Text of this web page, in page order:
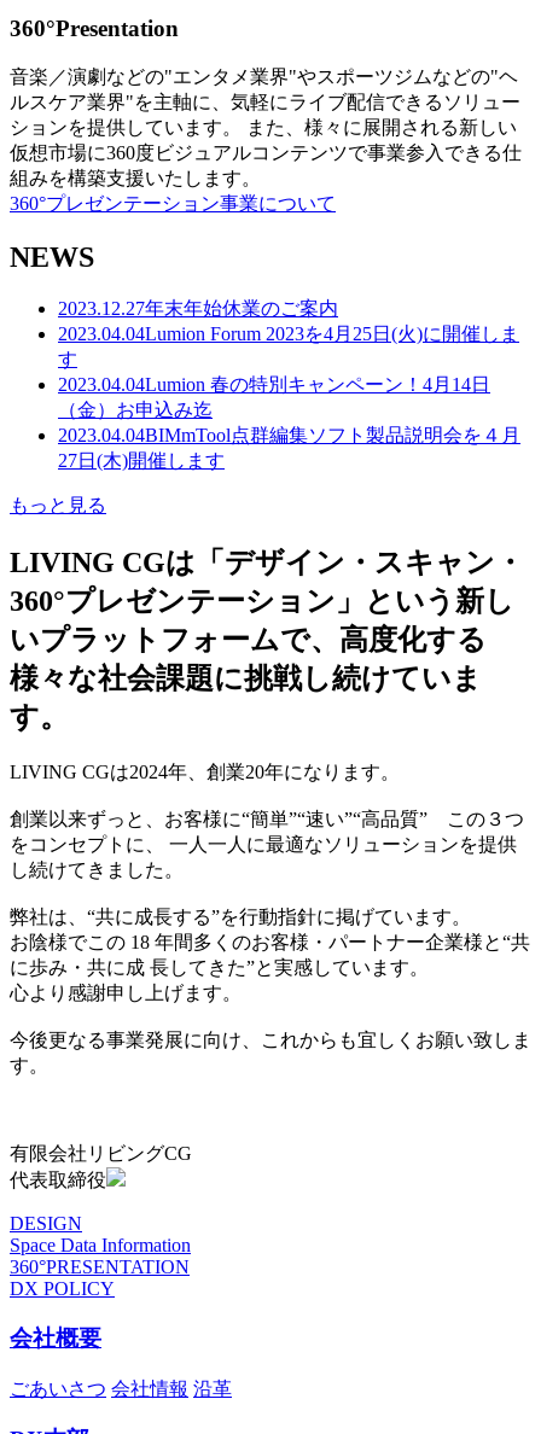
360°Presentation
音楽／演劇などの"エンタメ業界"やスポーツジムなどの"ヘ
ルスケア業界"を主軸に、気軽にライブ配信できるソリュー
ションを提供しています。 また、様々に展開される新しい
仮想市場に360度ビジュアルコンテンツで事業参入できる仕
組みを構築支援いたします。
360°プレゼンテーション事業について
NEWS
2023.12.27年末年始休業のご案内
2023.04.04Lumion Forum 2023を4月25日(火)に開催しま
す
2023.04.04Lumion 春の特別キャンペーン！4月14日
（金）お申込み迄
2023.04.04BIMmTool点群編集ソフト製品説明会を４月
27日(木)開催します
もっと見る
LIVING CGは「デザイン・スキャン・
360°プレゼンテーション」という新し
いプラットフォームで、高度化する
様々な社会課題に挑戦し続けていま
す。
LIVING CGは2024年、創業20年になります。
創業以来ずっと、お客様に“簡単”“速い”“高品質” この３つ
をコンセプトに、 一人一人に最適なソリューションを提供
し続けてきました。
弊社は、“共に成長する”を行動指針に掲げています。
お陰様でこの 18 年間多くのお客様・パートナー企業様と“共
に歩み・共に成 長してきた”と実感しています。
心より感謝申し上げます。
今後更なる事業発展に向け、これからも宜しくお願い致しま
す。
有限会社リビングCG
代表取締役
DESIGN
Space Data Information
360°PRESENTATION
DX POLICY
会社概要
ごあいさつ 会社情報 沿革